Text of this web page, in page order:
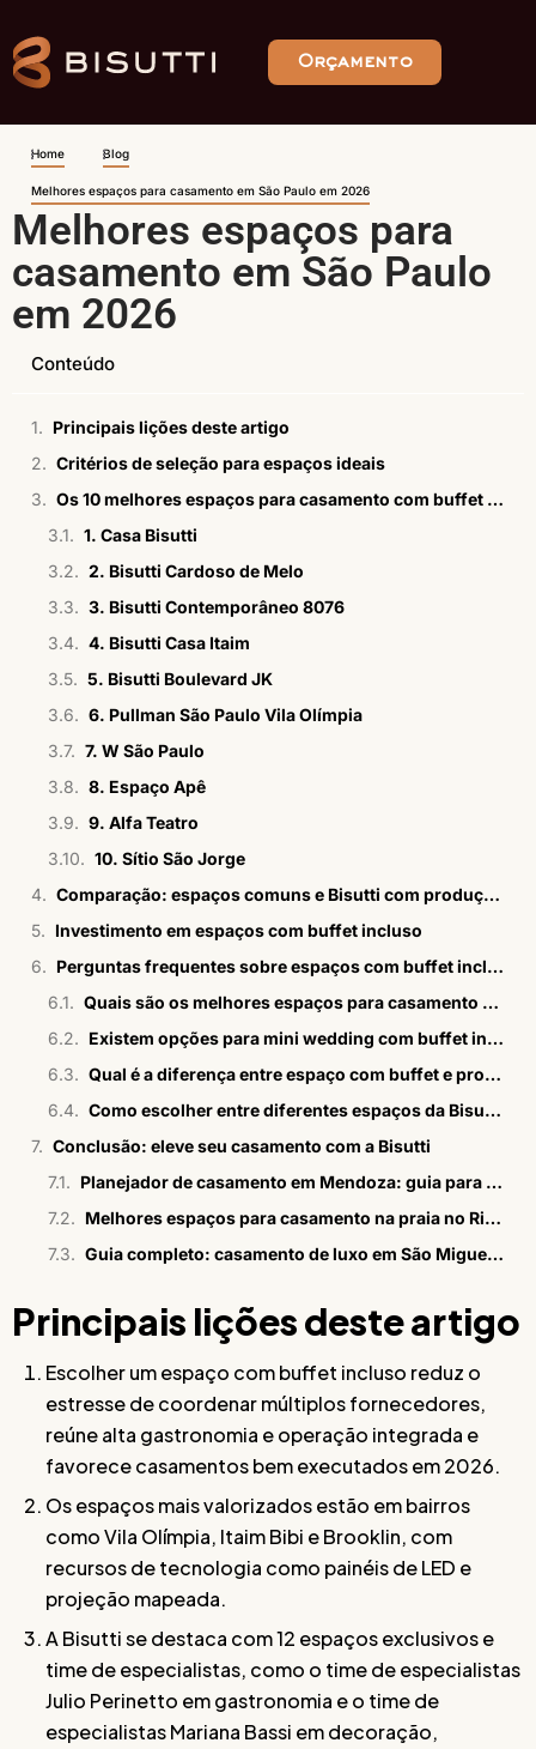
Orçamento
Home Blog
Melhores espaços para casamento em São Paulo em 2026
Melhores espaços para
casamento em São Paulo
em 2026
Conteúdo
Principais lições deste artigo
Critérios de seleção para espaços ideais
Os 10 melhores espaços para casamento com buffet incluso em SP
1. Casa Bisutti
2. Bisutti Cardoso de Melo
3. Bisutti Contemporâneo 8076
4. Bisutti Casa Itaim
5. Bisutti Boulevard JK
6. Pullman São Paulo Vila Olímpia
7. W São Paulo
8. Espaço Apê
9. Alfa Teatro
10. Sítio São Jorge
Comparação: espaços comuns e Bisutti com produção integrada
Investimento em espaços com buffet incluso
Perguntas frequentes sobre espaços com buffet incluso
Quais são os melhores espaços para casamento com buffet incluso na Zona Sul de SP?
Existem opções para mini wedding com buffet incluso?
Qual é a diferença entre espaço com buffet e produção integrada?
Como escolher entre diferentes espaços da Bisutti?
Conclusão: eleve seu casamento com a Bisutti
Planejador de casamento em Mendoza: guia para brasileiros
Melhores espaços para casamento na praia no Rio em 2026
Guia completo: casamento de luxo em São Miguel dos Milagres
Principais lições deste artigo
Escolher um espaço com buffet incluso reduz o
estresse de coordenar múltiplos fornecedores,
reúne alta gastronomia e operação integrada e
favorece casamentos bem executados em 2026.
Os espaços mais valorizados estão em bairros
como Vila Olímpia, Itaim Bibi e Brooklin, com
recursos de tecnologia como painéis de LED e
projeção mapeada.
A Bisutti se destaca com 12 espaços exclusivos e
time de especialistas, como o time de especialistas
Julio Perinetto em gastronomia e o time de
especialistas Mariana Bassi em decoração,